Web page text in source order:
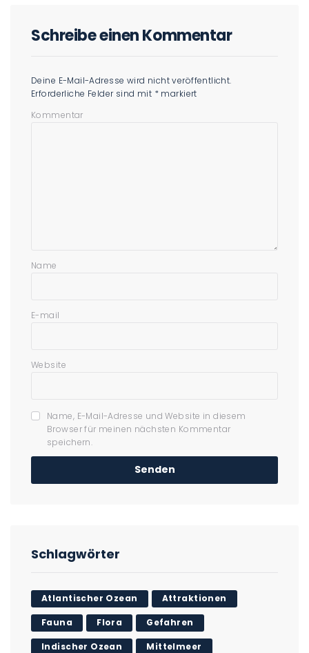
Schreibe einen Kommentar
Deine E-Mail-Adresse wird nicht veröffentlicht.
Erforderliche Felder sind mit * markiert
Kommentar
Name
E-mail
Website
Name, E-Mail-Adresse und Website in diesem
Browser für meinen nächsten Kommentar
speichern.
Schlagwörter
Atlantischer Ozean Attraktionen
Fauna Flora Gefahren
Indischer Ozean Mittelmeer